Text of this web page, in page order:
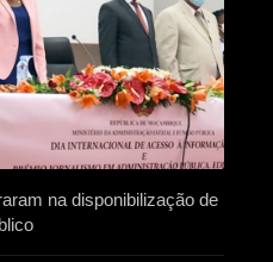
na disponibilização de